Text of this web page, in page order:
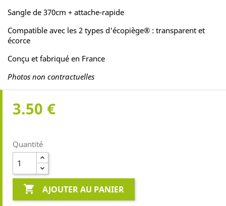
Sangle de 370cm + attache-rapide
Compatible avec les 2 types d'écopiège® : transparent et
écorce
Conçu et fabriqué en France
Photos non contractuelles
3.50 €
Quantité
 AJOUTER AU PANIER